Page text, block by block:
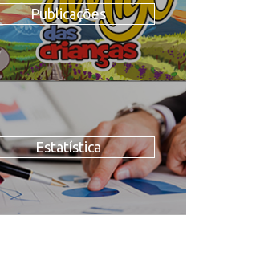
Publicações
Estatística